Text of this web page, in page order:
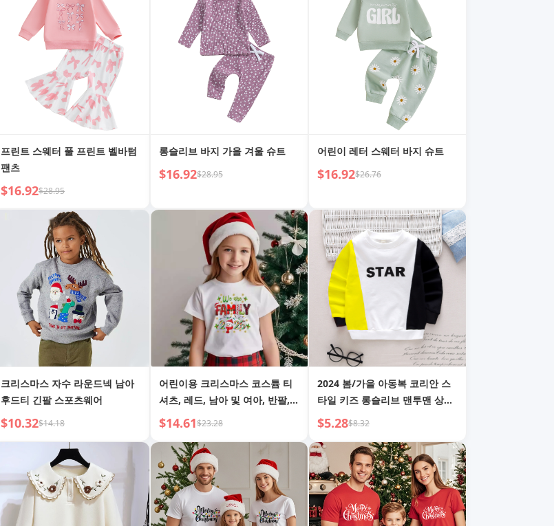
프린트 스웨터 풀 프린트 벨바텀
팬츠
$16.92$28.95
롱슬리브 바지 가을 겨울 슈트
$16.92$28.95
어린이 레터 스웨터 바지 슈트
$16.92$26.76
크리스마스 자수 라운드넥 남아
후드티 긴팔 스포츠웨어
$10.32$14.18
어린이용 크리스마스 코스튬 티
셔츠, 레드, 남아 및 여아, 반팔,
산타클로스, 순록, 트리, 패밀리
의상, 2025 신상
$14.61$23.28
2024 봄/가을 아동복 코리안 스
타일 키즈 롱슬리브 맨투맨 상의
베이비 베이스 레이어 미들/소아
용 티셔츠
$5.28$8.32